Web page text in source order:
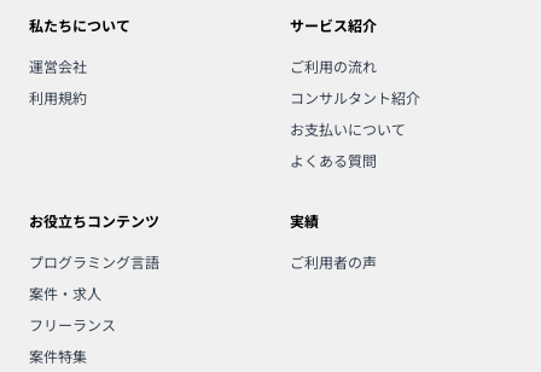
私たちについて
運営会社
利用規約
サービス紹介
ご利用の流れ
コンサルタント紹介
お支払いについて
よくある質問
お役立ちコンテンツ
プログラミング言語
案件・求人
フリーランス
案件特集
実績
ご利用者の声